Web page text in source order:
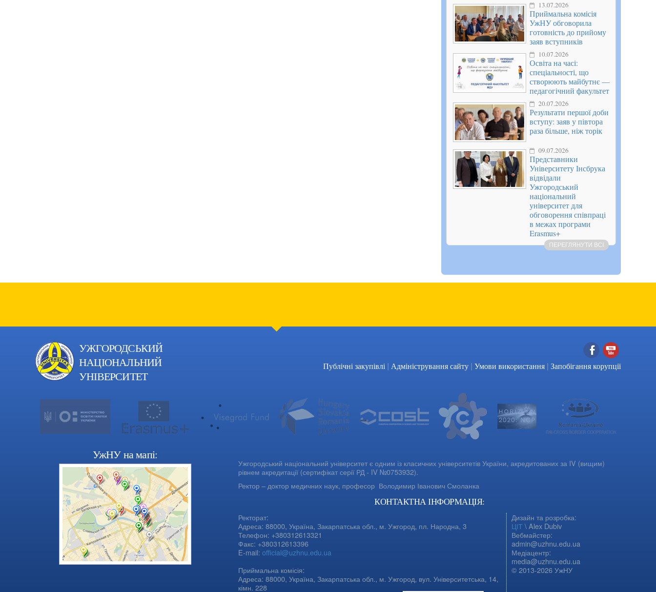
13.07.2026
Приймальна комісія
УжНУ обговорила
готовність до прийому
заяв вступників
10.07.2026
Освіта на часі:
спеціальності, що
створюють майбутнє —
педагогічний факультет
20.07.2026
Результати першої доби
вступу: заяв у півтора
раза більше, ніж торік
09.07.2026
Представники
Університету Інсбрука
відвідали
Ужгородський
національний
університет для
обговорення співпраці
в межах програми
Erasmus+
ПЕРЕГЛЯНУТИ ВСІ
УЖГОРОДСЬКИЙ
НАЦІОНАЛЬНИЙ
УНІВЕРСИТЕТ
Facebook
YouTube
Публічні закупівлі | Адміністрування сайту | Умови використання | Запобігання корупції
УжНУ на мапі:
Ужгородський національний університет є одним із класичних університетів України, акредитованих за IV (вищим)
рівнем акредитації (сертифікат серії РД - IV №0753932).
Ректор – доктор медичних наук, професор Володимир Іванович Смоланка
КОНТАКТНА ІНФОРМАЦІЯ:
Ректорат:
Адреса: 88000, Україна, Закарпатська обл., м. Ужгород, пл. Народна, 3
Телефон: +380312613321
Факс: +380312613396
E-mail: official@uzhnu.edu.ua
Приймальна комісія:
Адреса: 88000, Україна, Закарпатська обл., м. Ужгород, вул. Університетська, 14,
кімн. 228
Дизайн та розробка:
ЦІТ \ Alex Dubiv
Вебмайстер:
admin@uzhnu.edu.ua
Медіацентр:
media@uzhnu.edu.ua
© 2013-2026 УжНУ